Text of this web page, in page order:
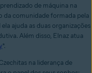
de máquina na
da comunidade formada pela
ajuda as duas organizações
Além disso, Elnaz atua
*.
na liderança de